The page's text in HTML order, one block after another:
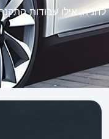
לחניה, אילו עבודות